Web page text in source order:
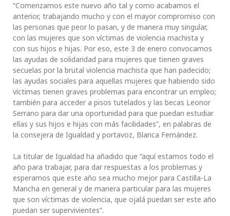
“Comenzamos este nuevo año tal y como acabamos el
anterior, trabajando mucho y con el mayor compromiso con
las personas que peor lo pasan, y de manera muy singular,
con las mujeres que son víctimas de violencia machista y
con sus hijos e hijas. Por eso, este 3 de enero convocamos
las ayudas de solidaridad para mujeres que tienen graves
secuelas por la brutal violencia machista que han padecido;
las ayudas sociales para aquellas mujeres que habiendo sido
víctimas tienen graves problemas para encontrar un empleo;
también para acceder a pisos tutelados y las becas Leonor
Serrano para dar una oportunidad para que puedan estudiar
ellas y sus hijos e hijas con más facilidades”, en palabras de
la consejera de Igualdad y portavoz, Blanca Fernández.
La titular de Igualdad ha añadido que “aquí estamos todo el
año para trabajar, para dar respuestas a los problemas y
esperamos que este año sea mucho mejor para Castilla-La
Mancha en general y de manera particular para las mujeres
que son víctimas de violencia, que ojalá puedan ser este año
puedan ser supervivientes”.